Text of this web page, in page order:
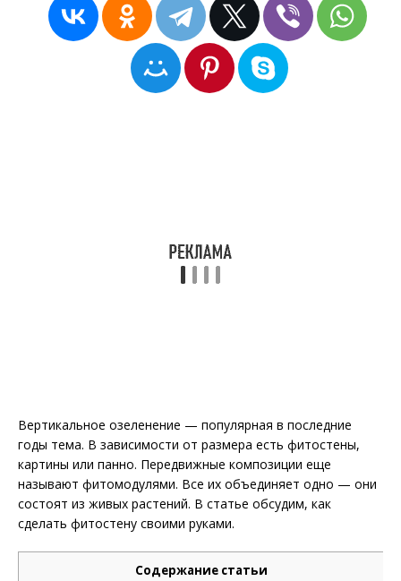
Вертикальное озеленение — популярная в последние
годы тема. В зависимости от размера есть фитостены,
картины или панно. Передвижные композиции еще
называют фитомодулями. Все их объединяет одно — они
состоят из живых растений. В статье обсудим, как
сделать фитостену своими руками.
Содержание статьи